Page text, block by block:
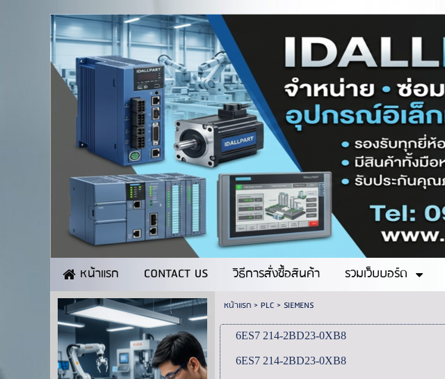
หน้าแรก CONTACT US วิธีการสั่งซื้อสินค้า รวมเว็บบอร์ด
หน้าแรก> PLC> SIEMENS
6ES7 214-2BD23-0XB8
6ES7 214-2BD23-0XB8